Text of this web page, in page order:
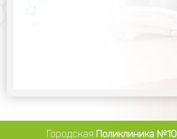
Городская Поликлиника №10